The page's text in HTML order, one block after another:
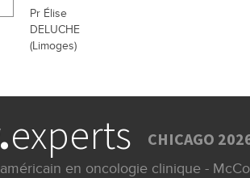
Pr Élise
DELUCHE
(Limoges)
experts CHICAGO
en oncologie clinique -